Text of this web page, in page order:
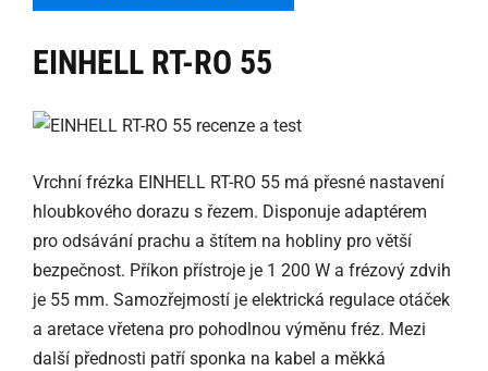
EINHELL RT-RO 55
Vrchní frézka EINHELL RT-RO 55 má přesné nastavení
hloubkového dorazu s řezem. Disponuje adaptérem
pro odsávání prachu a štítem na hobliny pro větší
bezpečnost. Příkon přístroje je 1 200 W a frézový zdvih
je 55 mm. Samozřejmostí je elektrická regulace otáček
a aretace vřetena pro pohodlnou výměnu fréz. Mezi
další přednosti patří sponka na kabel a měkká